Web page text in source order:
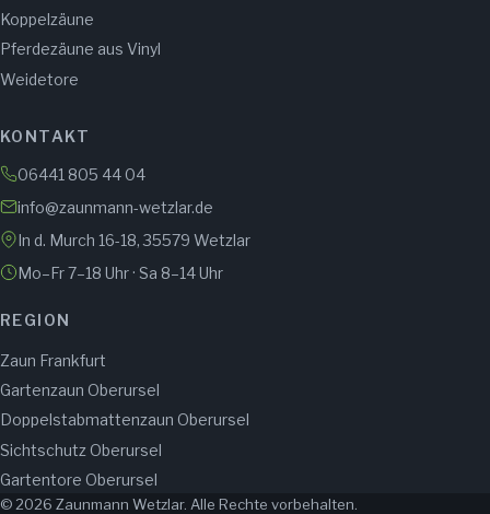
Koppelzäune
Pferdezäune aus Vinyl
Weidetore
KONTAKT
06441 805 44 04
info@zaunmann-wetzlar.de
In d. Murch 16-18, 35579 Wetzlar
Mo–Fr 7–18 Uhr · Sa 8–14 Uhr
REGION
Zaun Frankfurt
Gartenzaun Oberursel
Doppelstabmattenzaun Oberursel
Sichtschutz Oberursel
Gartentore Oberursel
© 2026 Zaunmann Wetzlar. Alle Rechte vorbehalten.